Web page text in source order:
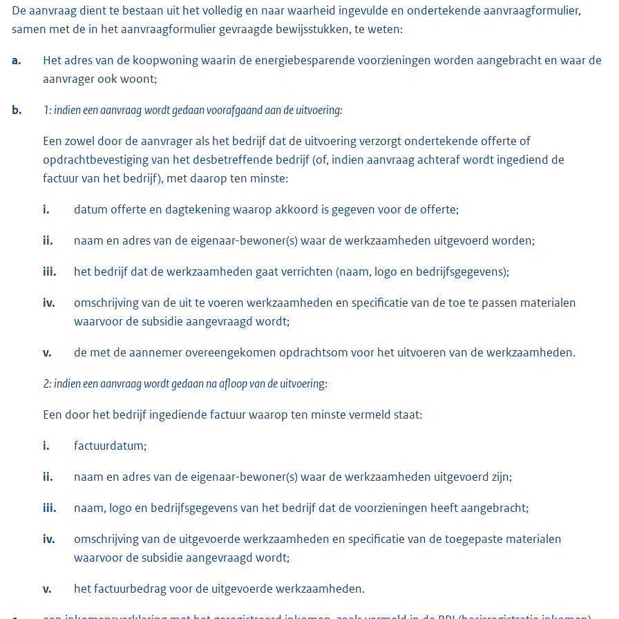
De aanvraag dient te bestaan uit het volledig en naar waarheid ingevulde en ondertekende aanvraagformulier,
samen met de in het aanvraagformulier gevraagde bewijsstukken, te weten:
a.
Het adres van de koopwoning waarin de energiebesparende voorzieningen worden aangebracht en waar de
aanvrager ook woont;
b. 1: indien een aanvraagwordt gedaan voorafgaand aan de uitvoering:
Een zowel door de aanvrager als het bedrijf dat de uitvoering verzorgt ondertekende offerte of
opdrachtbevestiging van het desbetreffende bedrijf (of, indien aanvraag achteraf wordt ingediend de
factuur van het bedrijf), met daarop ten minste:
i. datum offerte en dagtekening waarop akkoord is gegeven voor de offerte;
ii. naam en adres van de eigenaar-bewoner(s) waar de werkzaamheden uitgevoerd worden;
iii. het bedrijf dat de werkzaamheden gaat verrichten (naam, logo en bedrijfsgegevens);
iv.
omschrijving van de uit te voeren werkzaamheden en specificatie van de toe te passen materialen
waarvoor de subsidie aangevraagd wordt;
v. de met de aannemer overeengekomen opdrachtsom voor het uitvoeren van de werkzaamheden.
2: indien een aanvraag wordt gedaan na afloop van de uitvoering:
Een door het bedrijf ingediende factuur waarop ten minste vermeld staat:
i. factuurdatum;
ii. naam en adres van de eigenaar-bewoner(s) waar de werkzaamheden uitgevoerd zijn;
iii. naam, logo en bedrijfsgegevens van het bedrijf dat de voorzieningen heeft aangebracht;
iv.
omschrijving van de uitgevoerde werkzaamheden en specificatie van de toegepaste materialen
waarvoor de subsidie aangevraagd wordt;
v. het factuurbedrag voor de uitgevoerde werkzaamheden.